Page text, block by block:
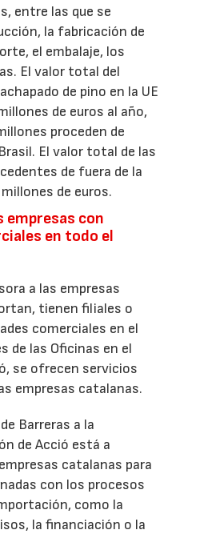
entre las que se
la fabricación de
el embalaje, los
El valor total del
de pino en la UE
de euros al año,
proceden de
El valor total de las
de fuera de la
de euros.
empresas con
en todo el
a las empresas
tienen filiales o
comerciales en el
de las Oficinas en el
se ofrecen servicios
empresas catalanas.
Barreras a la
de Acció está a
catalanas para
con los procesos
como la
la financiación o la